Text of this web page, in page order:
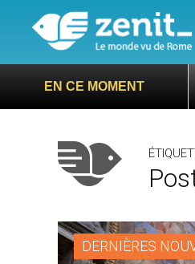
EN CE MOMENT
DERNIÈRES